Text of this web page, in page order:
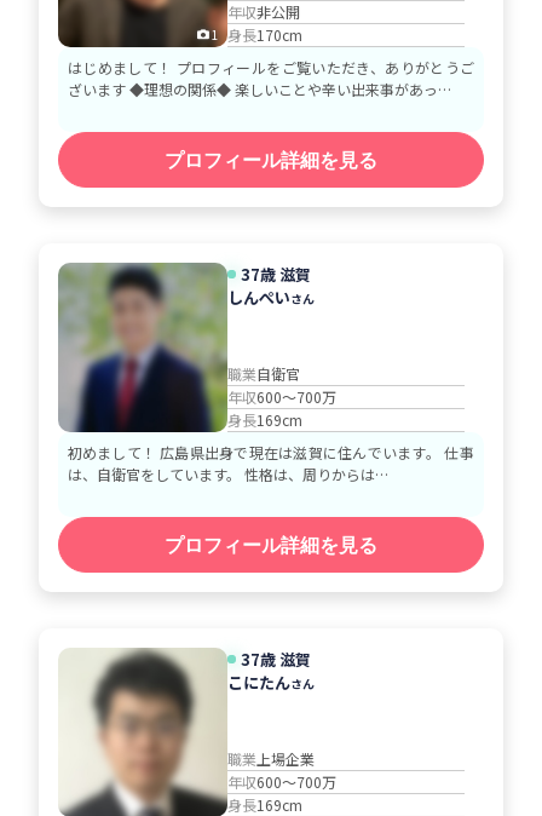
1
年収非公開
身長170cm
はじめまして！ プロフィールをご覧いただき、ありがとうご
ざいます ◆理想の関係◆ 楽しいことや辛い出来事があっ…
プロフィール詳細を見る
37歳 滋賀
しんぺいさん
職業自衛官
年収600～700万
身長169cm
初めまして！ 広島県出身で現在は滋賀に住んでいます。 仕事
は、自衛官をしています。 性格は、周りからは…
プロフィール詳細を見る
37歳 滋賀
こにたんさん
職業 上場企業
年収600～700万
身長169cm